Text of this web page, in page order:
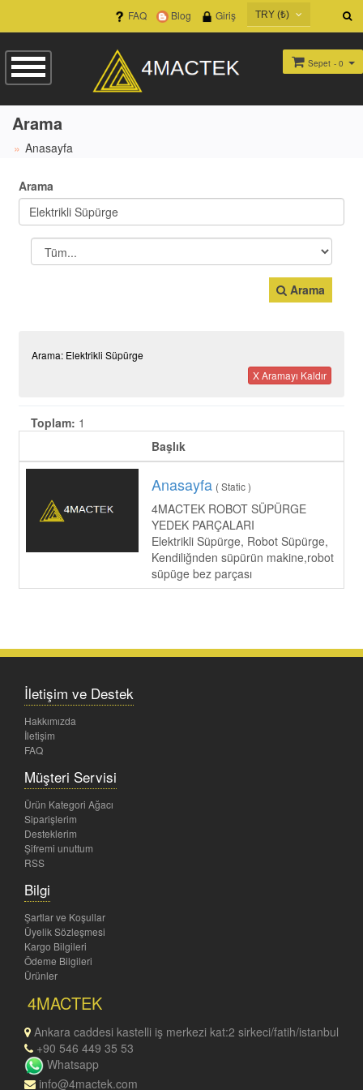
TRY (₺)
FAQ Blog Giriş
Sepet - 0
Arama
Anasayfa
Arama
Arama
Arama: Elektrikli Süpürge
X Aramayı Kaldır
Toplam: 1
Başlık
Anasayfa ( Static )
4MACTEK ROBOT SÜPÜRGE
YEDEK PARÇALARI
Elektrikli Süpürge, Robot Süpürge,
Kendiliğnden süpürün makine,robot
süpüge bez parçası
İletişim ve Destek
Hakkımızda
İletişim
FAQ
Müşteri Servisi
Ürün Kategori Ağacı
Siparişlerim
Desteklerim
Şifremi unuttum
RSS
Bilgi
Şartlar ve Koşullar
Üyelik Sözleşmesi
Kargo Bilgileri
Ödeme Bilgileri
Ürünler
4MACTEK
Ankara caddesi kastelli iş merkezi kat:2 sirkeci/fatih/istanbul
+90 546 449 35 53
Whatsapp
info@4mactek.com